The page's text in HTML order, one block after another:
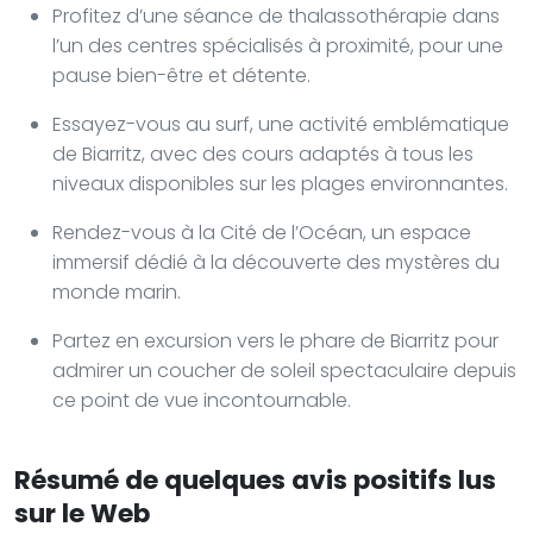
Profitez d’une séance de thalassothérapie dans
l’un des centres spécialisés à proximité, pour une
pause bien-être et détente.
Essayez-vous au surf, une activité emblématique
de Biarritz, avec des cours adaptés à tous les
niveaux disponibles sur les plages environnantes.
Rendez-vous à la Cité de l’Océan, un espace
immersif dédié à la découverte des mystères du
monde marin.
Partez en excursion vers le phare de Biarritz pour
admirer un coucher de soleil spectaculaire depuis
ce point de vue incontournable.
Résumé de quelques avis positifs lus
sur le Web